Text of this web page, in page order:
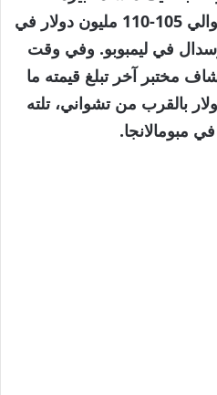
للميثامفيتامين تبلغ قيمتها حوالي 105-110 مليون دولار في
في ليمبوبو. وفي وقت
مختبر آخر تبلغ قيمته ما
6 ملايين دولار بالقرب من تشواني، تلته
مبومالانجا.